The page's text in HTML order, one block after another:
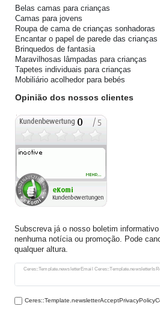
Belas camas para crianças
Camas para jovens
Roupa de cama de crianças sonhadoras
Encantar o papel de parede das crianças
Brinquedos de fantasia
Maravilhosas lâmpadas para crianças
Tapetes individuais para crianças
Mobiliário acolhedor para bebés
Opinião dos nossos clientes
Subscreva já o nosso boletim
nenhuma notícia ou promoção. Pode
qualquer altura.
Ceres::Template.newsletterEmail
Ceres::Template.newsletterHoneypotLabel